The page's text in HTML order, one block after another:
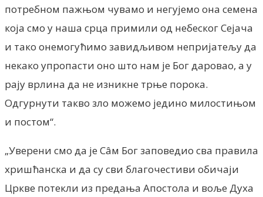
потребном пажњом чувамо и негујемо она семена
која смо у наша срца примили од небеског Сејача
и тако онемогућимо завидљивом непријатељу да
некако упропасти оно што нам је Бог даровао, а у
рају врлина да не изникне трње порока.
Одгурнути такво зло можемо једино милостињом
и постом“.
„Уверени смо да је Сâм Бог заповедио сва правила
хришћанска и да су сви благочестиви обичаји
Цркве потекли из предања Апостола и воље Духа